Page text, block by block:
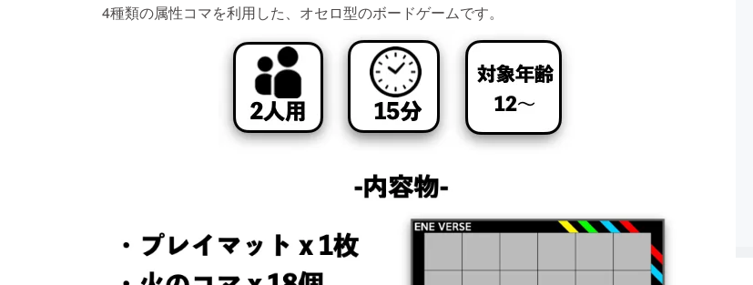
4種類の属性コマを利用した、オセロ型のボードゲームです。